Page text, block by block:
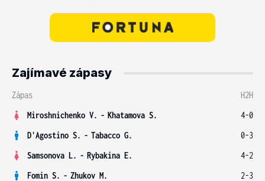
Zajímavé zápasy
Zápas
H2H
Miroshnichenko V. - Khatamova S.
4-0
D'Agostino S. - Tabacco G.
0-3
Samsonova L. - Rybakina E.
4-2
Fomin S. - Zhukov M.
2-3